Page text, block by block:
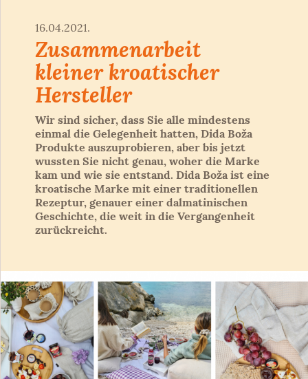
16.04.2021.
Zusammenarbeit
kleiner kroatischer
Hersteller
Wir sind sicher, dass Sie alle mindestens
einmal die Gelegenheit hatten, Dida Boža
Produkte auszuprobieren, aber bis jetzt
wussten Sie nicht genau, woher die Marke
kam und wie sie entstand. Dida Boža ist eine
kroatische Marke mit einer traditionellen
Rezeptur, genauer einer dalmatinischen
Geschichte, die weit in die Vergangenheit
zurückreicht.